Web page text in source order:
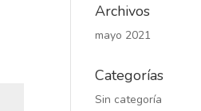
Archivos
mayo 2021
Categorías
Sin categoría